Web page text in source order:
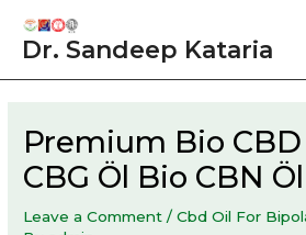
Dr. Sandeep Kataria
Premium Bio
CBG Öl Bio CBN Öl
Leave a Comment /Cbd Oil For